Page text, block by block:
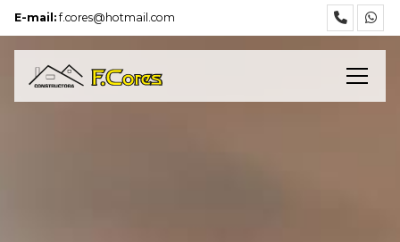
E-mail: f.cores@hotmail.com